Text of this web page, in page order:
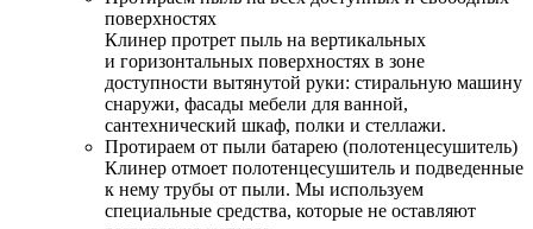
поверхностях
Клинер протрет пыль на вертикальных
и горизонтальных поверхностях в зоне
доступности вытянутой руки: стиральную машину
снаружи, фасады мебели для ванной,
сантехнический шкаф, полки и стеллажи.
Протираем от пыли батарею (полотенцесушитель)
Клинер отмоет полотенцесушитель и подведенные
к нему трубы от пыли. Мы используем
специальные средства, которые не оставляют